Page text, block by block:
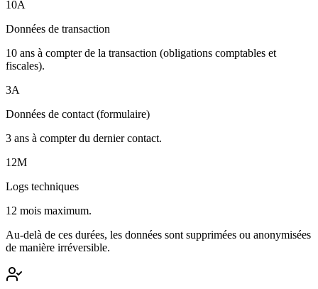
10A
Données de transaction
10 ans à compter de la transaction (obligations comptables et
fiscales).
3A
Données de contact (formulaire)
3 ans à compter du dernier contact.
12M
Logs techniques
12 mois maximum.
Au-delà de ces durées, les données sont supprimées ou anonymisées
de manière irréversible.